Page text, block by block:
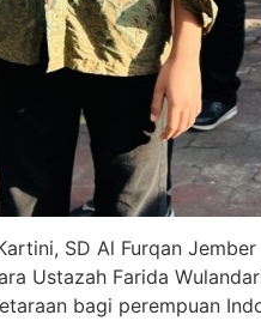
SD Al Furqan
Ustazah Farida
bagi perempuan